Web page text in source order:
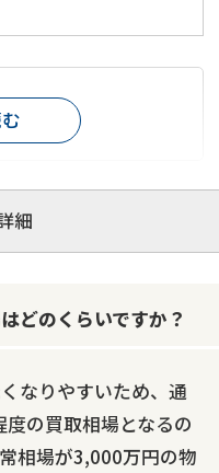
細
可能
レスポンスが早い
取可
どのくらいですか？
なりやすいため、通
の買取相場となるの
相場が3,000万円の物